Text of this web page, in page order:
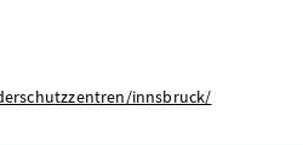
innsbruck/